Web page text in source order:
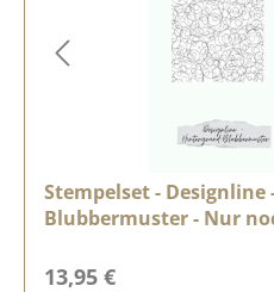
Stempelset -
Blubbermuster - Nur
Regulärer Preis:
13,95 €